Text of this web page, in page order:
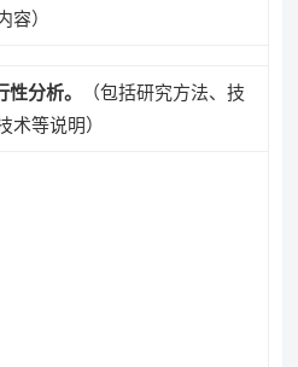
容）
分析。
（包括研究方法、技
术等说明）